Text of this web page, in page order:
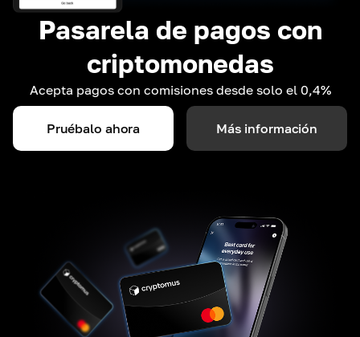
Pasarela de pagos con
criptomonedas
Acepta pagos con comisiones desde solo el 0,4%
Pruébalo ahora Más información